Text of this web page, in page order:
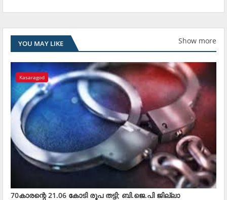
YOU MAY LIKE Show more
Kasaragod
70കാരന്റെ 21.06 കോടി രൂപ തട്ടി; ബി.ജെ.പി ജില്ലാ